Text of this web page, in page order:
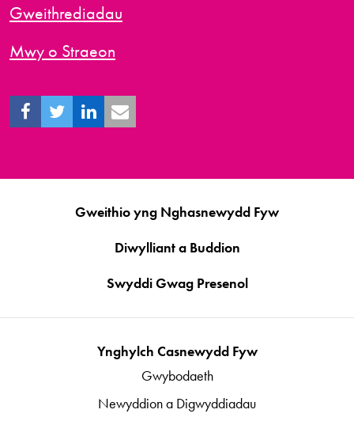
Gweithrediadau
Mwy o Straeon
Gweithio yng Nghasnewydd Fyw
Diwylliant a Buddion
Swyddi Gwag Presenol
Ynghylch Casnewydd Fyw
Gwybodaeth
Newyddion a Digwyddiadau